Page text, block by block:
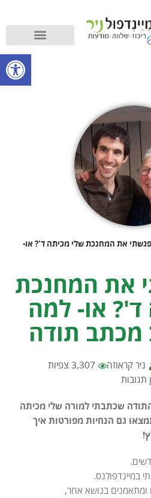
את המחנכת שלי מכיתה ד'? או-
את המחנכת
ד'? או- למה
מכתב תודה
ניר קראוזה
3,307 צפיות
תגובות
שכתבתי למורה שלי מכיתה
גם הנחיות מפורטות איך
במיינדפולנס.
ומתאמנים בנושא אחר,
פתח